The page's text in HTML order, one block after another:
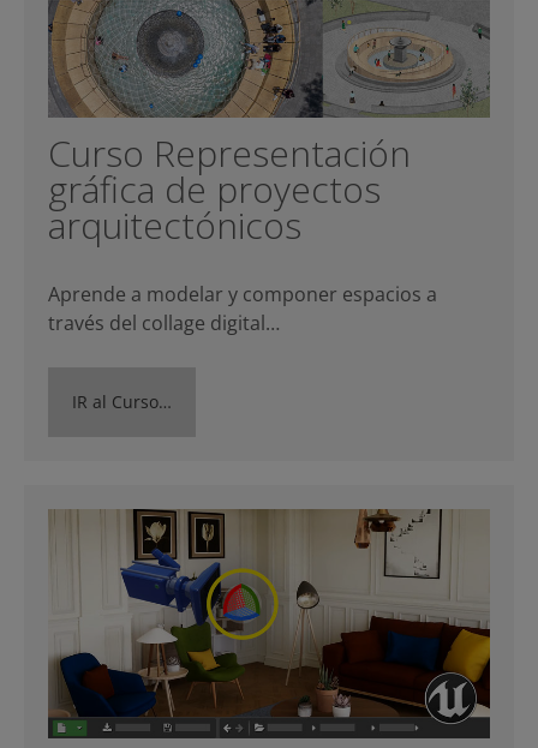
Curso Representación
gráfica de proyectos
arquitectónicos
Aprende a modelar y componer espacios a
través del collage digital…
IR al Curso…